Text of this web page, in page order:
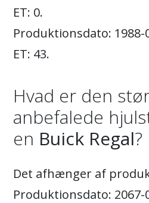
ET: 0.
Produktionsdato: 1988-
ET: 43.
Hvad er den
anbefalede
en Buick Regal?
Det afhænger af
Produktionsdato: 2067-